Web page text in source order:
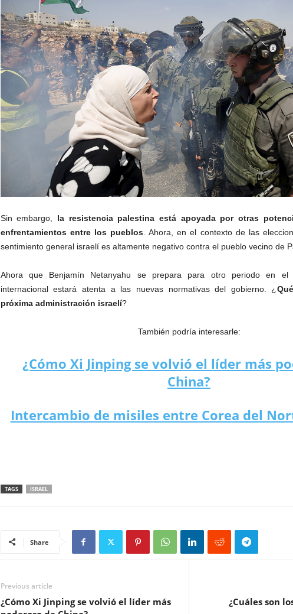
Sin embargo, la resistencia palestina está apoyada por otras
enfrentamientos entre los pueblos. Ahora, en el contexto de las
sentimiento general israelí es altamente negativo contra el pueblo vecino de
Ahora que Benjamín Netanyahu se prepara para otro periodo en el
internacional estará atenta a las nuevas normativas del gobierno. ¿
próxima administración israelí?
También podría interesarle:
¿Cómo Xi Jinping se volvió el líder más
China?
Intercambio de misiles entre Corea del
TAGS ISRAEL
Share
Previous article
¿Cómo Xi Jinping se volvió el líder más
¿Cuáles son